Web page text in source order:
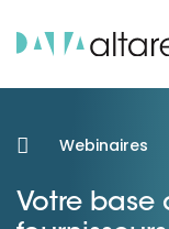
Webinaires
Votre base